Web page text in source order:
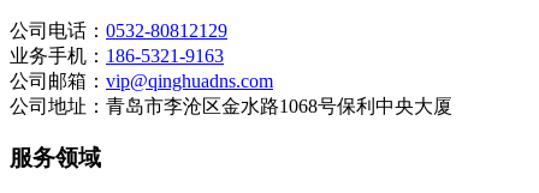
公司电话： 0532-80812129
业务手机： 186-5321-9163
公司邮箱： vip@qinghuadns.com
公司地址：青岛市李沧区金水路1068号保利中央大厦
服务领域